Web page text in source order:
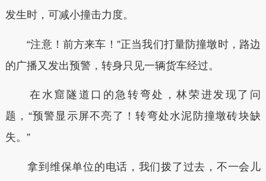
发生时，可减小撞击力度。
“注意！前方来车！”正当我们打量防撞墩时，路边
的广播又发出预警，转身只见一辆货车经过。
在水窟隧道口的急转弯处，林荣进发现了问
题，“预警显示屏不亮了！转弯处水泥防撞墩砖块缺
失。”
拿到维保单位的电话，我们拨了过去，不一会儿